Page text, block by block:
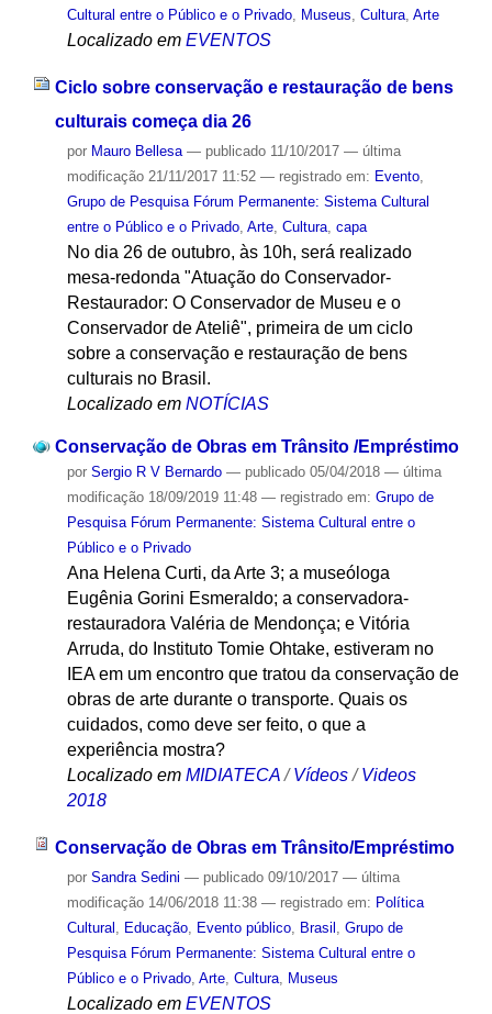
Cultural entre o Público e o Privado, Museus, Cultura, Arte
Localizado em EVENTOS
Ciclo sobre conservação e restauração de bens
culturais começa dia 26
por Mauro Bellesa — publicado11/10/2017 — última
modificação21/11/2017 11:52 — registrado em: Evento,
Grupo de Pesquisa Fórum Permanente: Sistema Cultural
entre o Público e o Privado, Arte, Cultura, capa
No dia 26 de outubro, às 10h, será realizado
mesa-redonda "Atuação do Conservador-
Restaurador: O Conservador de Museu e o
Conservador de Ateliê", primeira de um ciclo
sobre a conservação e restauração de bens
culturais no Brasil.
Localizado em NOTÍCIAS
Conservação de Obras em Trânsito /Empréstimo
por Sergio R V Bernardo — publicado05/04/2018 — última
modificação18/09/2019 11:48 — registrado em: Grupo de
Pesquisa Fórum Permanente: Sistema Cultural entre o
Público e o Privado
Ana Helena Curti, da Arte 3; a museóloga
Eugênia Gorini Esmeraldo; a conservadora-
restauradora Valéria de Mendonça; e Vitória
Arruda, do Instituto Tomie Ohtake, estiveram no
IEA em um encontro que tratou da conservação de
obras de arte durante o transporte. Quais os
cuidados, como deve ser feito, o que a
experiência mostra?
Localizado em MIDIATECA /Vídeos /Videos
2018
Conservação de Obras em Trânsito/Empréstimo
por Sandra Sedini — publicado09/10/2017 — última
modificação14/06/2018 11:38 — registrado em: Política
Cultural
Educação, Evento público, Brasil Grupo de
Pesquisa Fórum Permanente: Sistema Cultural entre o
Público e o Privado, Arte, Cultura, Museus
Localizado em EVENTOS